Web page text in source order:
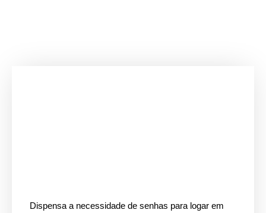
Dispensa a necessidade de senhas para logar em